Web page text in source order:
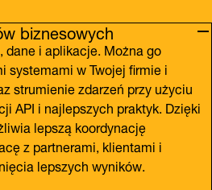
biznesowych
dane i aplikacje. Można go
systemami w Twojej firmie i
strumienie zdarzeń przy użyciu
API i najlepszych praktyk. Dzięki
lepszą koordynację
z partnerami, klientami i
lepszych wyników.